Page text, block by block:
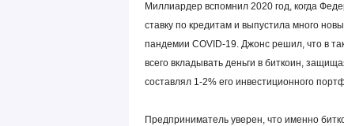
Миллиардер вспомнил 2020 год, когда
ставку по кредитам и выпустила много
пандемии COVID-19. Джонс решил, что в
всего вкладывать деньги в биткоин,
составлял 1-2% его инвестиционного
Предприниматель уверен, что именно